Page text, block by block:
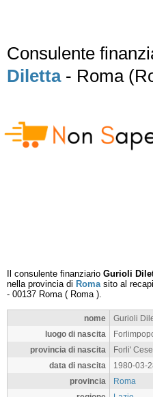
Consulente
Diletta- Roma
Il consulente finanziario Gurioli
nella provincia di Romasito al
- 00137 Roma( Roma).
nome
Gurioli
luogo di nascita
provincia di nascita
Forli'
data di nascita
1980-03-
provincia
Roma